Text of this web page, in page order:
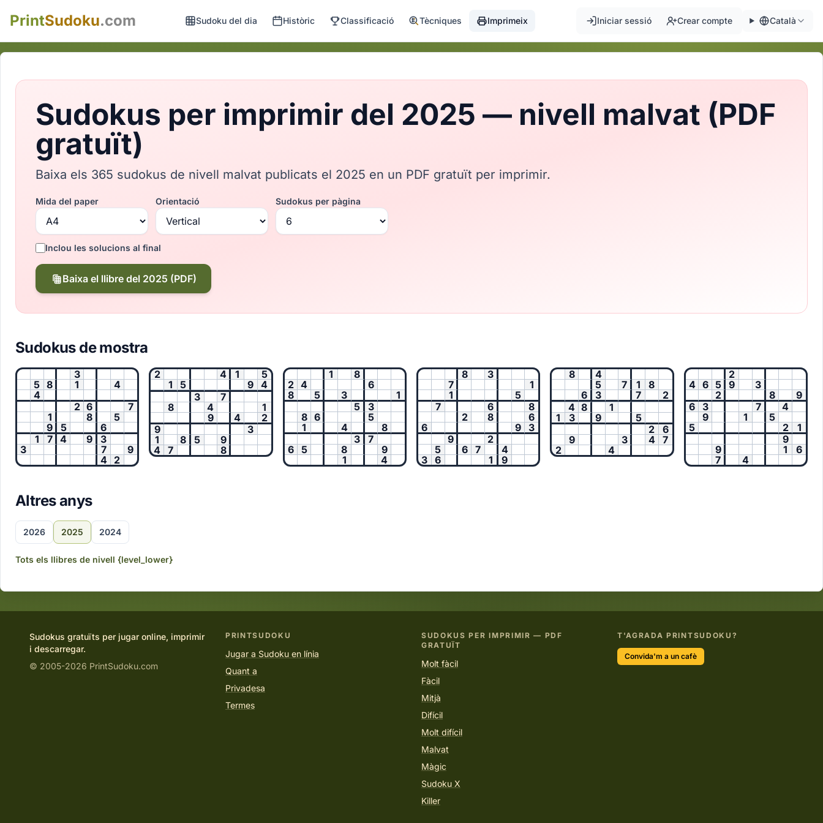
PrintSudoku.com Sudoku del dia Històric Classificació Tècniques Imprimeix Iniciar sessió Crear compte Català
Sudokus per imprimir del 2025 — nivell malvat (PDF
gratuït)
Baixa els 365 sudokus de nivell malvat publicats el 2025 en un PDF gratuït per imprimir.
Mida del paper Orientació Sudokus per pàgina
Inclou les solucions al final
Baixa el llibre del 2025 (PDF)
Sudokus de mostra
3
5 8 1
4
4
2 6
7
1
8
5
9
5
6
1
7 4 9
3
3
7
9
4
2
2 4 1
5
1
5 9
4
3
7
8
4
1
9
4
2
9
3
1
8 5
9
4
7 8
1
8
2 4
6
8
5 3
1
5
3
8 6
5
1
4
8
3
7
6 5 8
9
1
4
8
3
7
1
1
5
7
6
8
2
8
6
6
9
3
9
2
5
6 7
4
3
6 1 9
8
4
5
7 1
8
6
3 7
2
4 8
1
1
3 9
5
2
6
9
3 4
7
2
4
2
4 6 5 9
3
2
8
9
6
3 7
4
9
1
5
5
2
1
9
9
1
6
7
4
Altres anys
2026 2025 2024
Tots els llibres de nivell {level_lower}
Sudokus gratuïts per jugar online, imprimir
i descarregar.
© 2005-2026 PrintSudoku.com
PRINTSUDOKU
Jugar a Sudoku en línia
Quant a
Privadesa
Termes
SUDOKUS PER IMPRIMIR — PDF
GRATUÏT
Molt fàcil
Fàcil
Mitjà
Difícil
Molt difícil
Malvat
Màgic
Sudoku X
Killer
T'AGRADA PRINTSUDOKU?
Convida'm a un cafè